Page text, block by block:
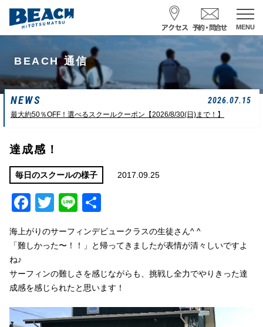
MENU
スクール予約・お問合せ
レンタル予約
サーフ ナミイーヨ
0475-32-7314
一松海岸波情報
サイズ
カターアタマ
状態
ややハード
BEACH 通信
NEWS 2026.07.15
最大約50％OFF！選べるスクールクーポン【2026/8/30(日)まで！】
達成感！
毎日のスクールの様子 2017.09.25
Facebook
Twitter
Line
海上がりのサーフィンデビュークラスの生徒さん^ ^
「難しかった〜！！」と帰ってきましたが表情が清々しいですよ
ね♪
サーフィンの難しさを感じながらも、挑戦し全力でやりきった達
成感を感じられたと思います！